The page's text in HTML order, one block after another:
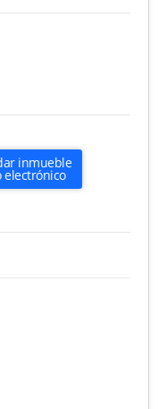
inmueble
electrónico